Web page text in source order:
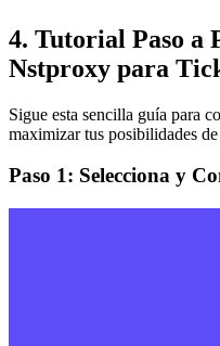
4. Tutorial Paso a
Nstproxy para
Sigue esta sencilla guía para
maximizar tus posibilidades
Paso 1: Selecciona y